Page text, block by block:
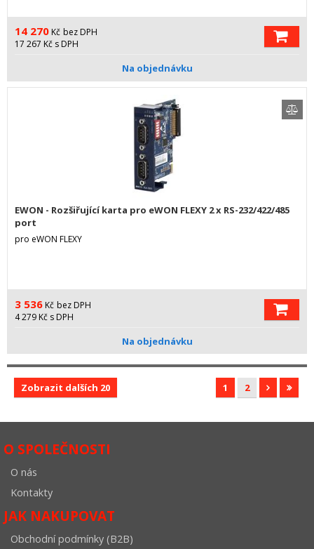
14 270 Kč bez DPH
17 267 Kč s DPH
Na objednávku
EWON - Rozšiřující karta pro eWON FLEXY 2 x RS-232/422/485
port
pro eWON FLEXY
3 536 Kč bez DPH
4 279 Kč s DPH
Na objednávku
Zobrazit dalších 20 1 2
O SPOLEČNOSTI
O nás
Kontakty
JAK NAKUPOVAT
Obchodní podmínky (B2B)